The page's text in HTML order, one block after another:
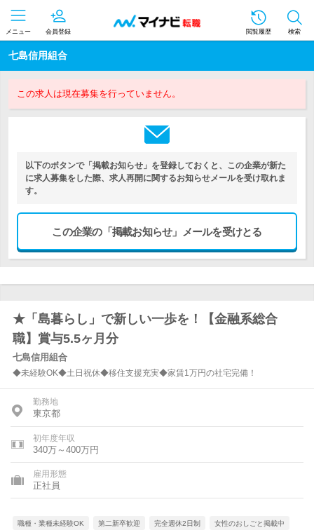
メニュー 会員登録 閲覧履歴 検索
七島信用組合
この求人は現在募集を行っていません。
以下のボタンで「掲載お知らせ」を登録しておくと、この企業が新た
に求人募集をした際、求人再開に関するお知らせメールを受け取れま
す。
この企業の「掲載お知らせ」メールを受けとる
★「島暮らし」で新しい一歩を！【金融系総合
職】賞与5.5ヶ月分
七島信用組合
◆未経験OK◆土日祝休◆移住支援充実◆家賃1万円の社宅完備！
勤務地
東京都
初年度年収
340万～400万円
雇用形態
正社員
職種・業種未経験OK 第二新卒歓迎 完全週休2日制 女性のおしごと掲載中